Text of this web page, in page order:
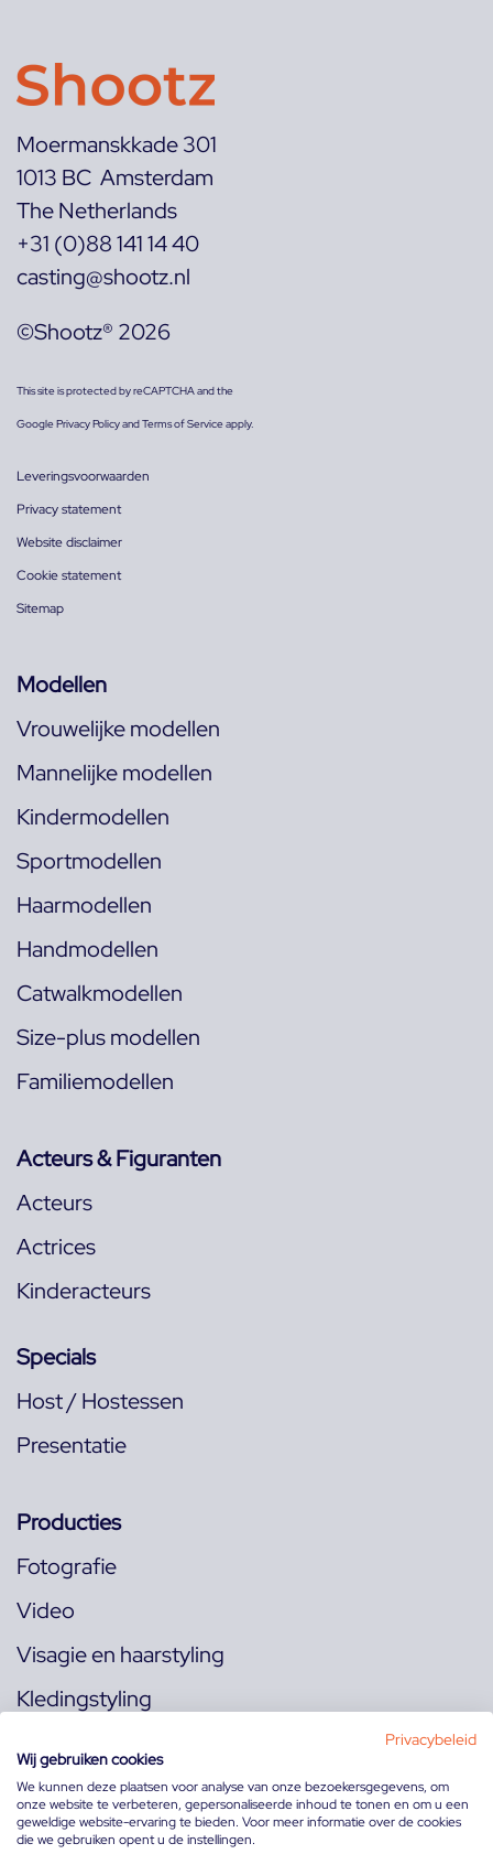
Privacybeleid
Wij gebruiken cookies
We kunnen deze plaatsen voor analyse van onze bezoekersgegevens, om
onze website te verbeteren, gepersonaliseerde inhoud te tonen en om u een
geweldige website-ervaring te bieden. Voor meer informatie over de cookies
die we gebruiken opent u de instellingen.
Moermanskkade 301
1013 BC Amsterdam
The Netherlands
+31 (0)88 141 14 40
casting@shootz.nl
©Shootz® 2026
This site is protected by reCAPTCHA and the
GooglePrivacy PolicyandTerms of Serviceapply.
Leveringsvoorwaarden
Privacy statement
Website disclaimer
Cookie statement
Sitemap
Modellen
Vrouwelijke modellen
Mannelijke modellen
Kindermodellen
Sportmodellen
Haarmodellen
Handmodellen
Catwalkmodellen
Size-plus modellen
Familiemodellen
Acteurs & Figuranten
Acteurs
Actrices
Kinderacteurs
Specials
Host / Hostessen
Presentatie
Producties
Fotografie
Video
Visagie en haarstyling
Kledingstyling
Volg ons op: